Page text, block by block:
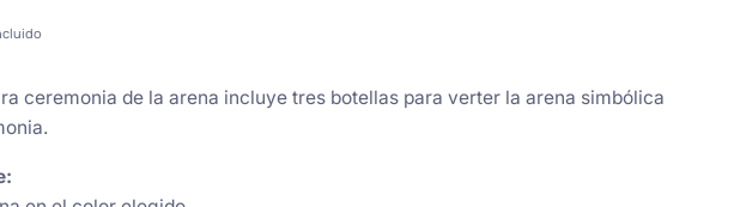
ceremonia de la arena incluye tres botellas para verter la arena simbólica